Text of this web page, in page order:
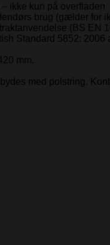
ikke kun på overfladen
brug (gælder for
(BS EN
Standard 5852:
mm.
med polstring.